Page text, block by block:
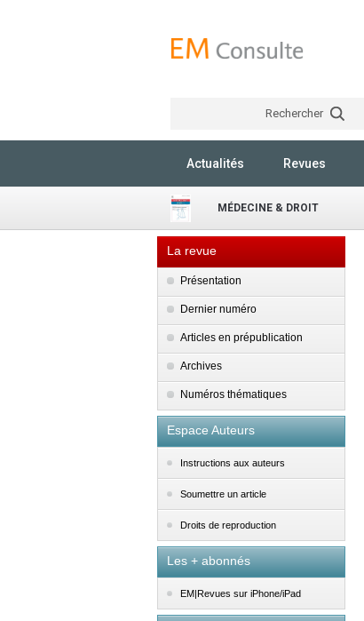
Rechercher
Actualités Revues
MÉDECINE & DROIT
La revue
Présentation
Dernier numéro
Articles en prépublication
Archives
Numéros thématiques
Espace Auteurs
Instructions aux auteurs
Soumettre un article
Droits de reproduction
Les + abonnés
EM|Revues sur iPhone/iPad